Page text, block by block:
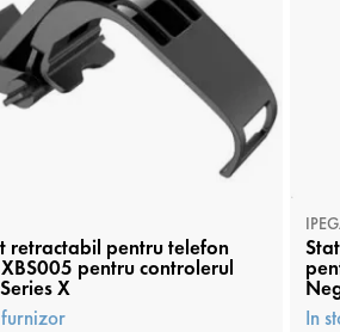
retractabil pentru telefon
pentru controlerul
X
In